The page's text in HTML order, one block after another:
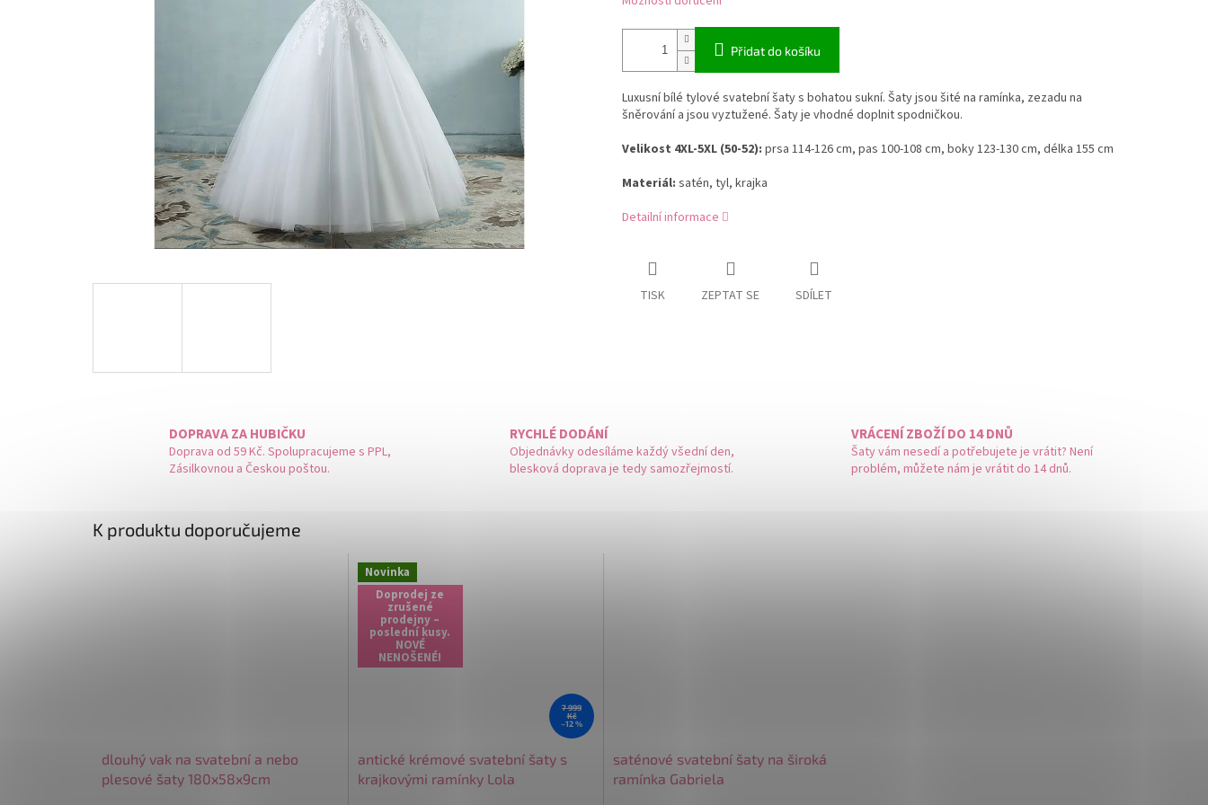
Přidat do košíku
Luxusní bílé tylové svatební šaty s bohatou sukní. Šaty jsou šité na ramínka, zezadu na
šněrování a jsou vyztužené. Šaty je vhodné doplnit spodničkou.
Velikost 4XL-5XL (50-52): prsa 114-126 cm, pas 100-108 cm, boky 123-130 cm, délka 155 cm
Materiál: satén, tyl, krajka
Detailní informace
TISK ZEPTAT SE SDÍLET
DOPRAVA ZA HUBIČKU
Doprava od 59 Kč. Spolupracujeme s PPL,
Zásilkovnou a Českou poštou.
RYCHLÉ DODÁNÍ
Objednávky odesíláme každý všední den,
blesková doprava je tedy samozřejmostí.
VRÁCENÍ ZBOŽÍ DO 14 DNŮ
Šaty vám nesedí a potřebujete je vrátit? Není
problém, můžete nám je vrátit do 14 dnů.
K produktu doporučujeme
dlouhý vak na svatební a nebo
plesové šaty 180x58x9cm
Novinka
Doprodej ze
zrušené
prodejny –
poslední kusy.
NOVÉ
NENOŠENÉ!
7 999
Kč
–12 %
antické krémové svatební šaty s
krajkovými ramínky Lola
saténové svatební šaty na široká
ramínka Gabriela